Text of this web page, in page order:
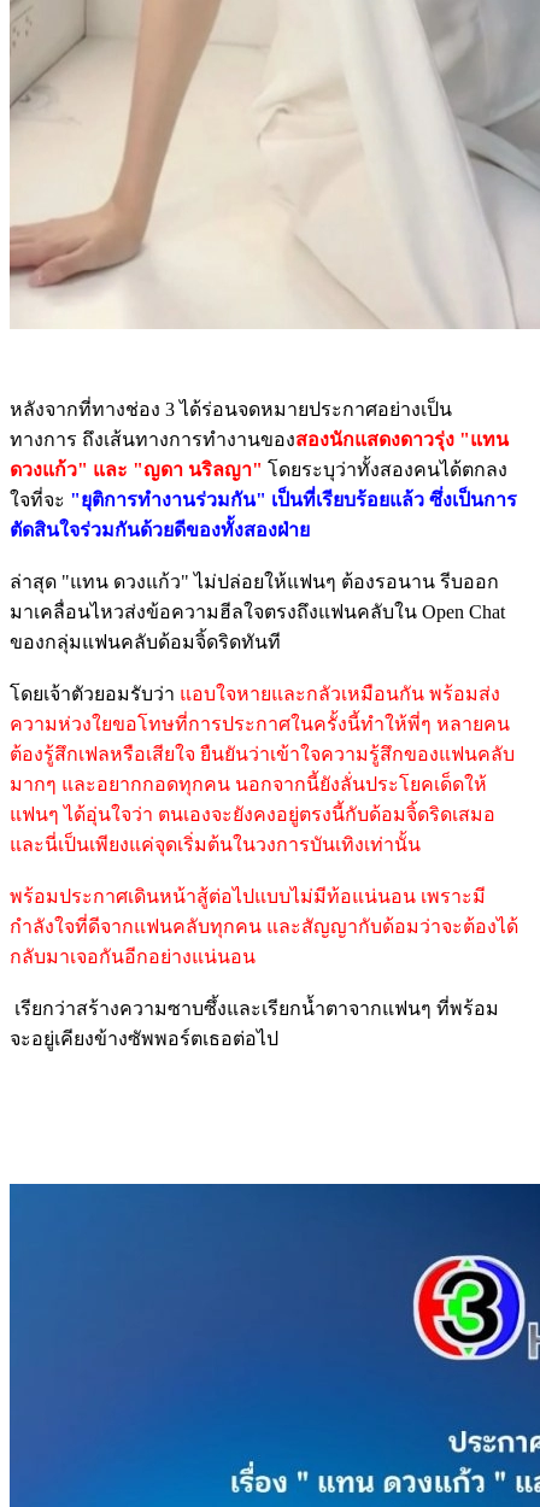
หลังจากที่ทางช่อง 3 ได้ร่อนจดหมายประกาศอย่างเป็น
ทางการ ถึงเส้นทางการทำงานของสองนักแสดงดาวรุ่ง "แทน
ดวงแก้ว" และ "ญดา นริลญา" โดยระบุว่าทั้งสองคนได้ตกลง
ใจที่จะ "ยุติการทำงานร่วมกัน" เป็นที่เรียบร้อยแล้ว ซึ่งเป็นการ
ตัดสินใจร่วมกันด้วยดีของทั้งสองฝ่าย
ล่าสุด "แทน ดวงแก้ว" ไม่ปล่อยให้แฟนๆ ต้องรอนาน รีบออก
มาเคลื่อนไหวส่งข้อความฮีลใจตรงถึงแฟนคลับใน Open Chat
ของกลุ่มแฟนคลับด้อมจิ้ดริดทันที
โดยเจ้าตัวยอมรับว่า แอบใจหายและกลัวเหมือนกัน พร้อมส่ง
ความห่วงใยขอโทษที่การประกาศในครั้งนี้ทำให้พี่ๆ หลายคน
ต้องรู้สึกเฟลหรือเสียใจ ยืนยันว่าเข้าใจความรู้สึกของแฟนคลับ
มากๆ และอยากกอดทุกคน นอกจากนี้ยังลั่นประโยคเด็ดให้
แฟนๆ ได้อุ่นใจว่า ตนเองจะยังคงอยู่ตรงนี้กับด้อมจิ้ดริดเสมอ
และนี่เป็นเพียงแค่จุดเริ่มต้นในวงการบันเทิงเท่านั้น
พร้อมประกาศเดินหน้าสู้ต่อไปแบบไม่มีท้อแน่นอน เพราะมี
กำลังใจที่ดีจากแฟนคลับทุกคน และสัญญากับด้อมว่าจะต้องได้
กลับมาเจอกันอีกอย่างแน่นอน
เรียกว่าสร้างความซาบซึ้งและเรียกน้ำตาจากแฟนๆ ที่พร้อม
จะอยู่เคียงข้างซัพพอร์ตเธอต่อไป